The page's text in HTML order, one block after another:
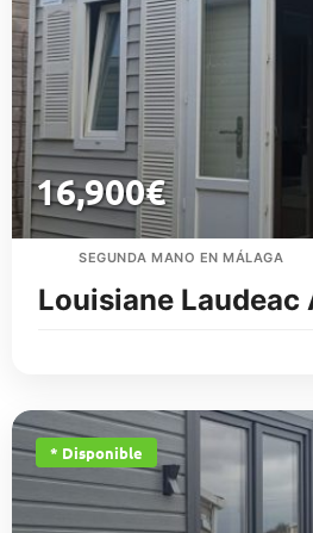
16,900€
SEGUNDA MANO EN MÁLAGA
Louisiane Laudeac
* Disponible